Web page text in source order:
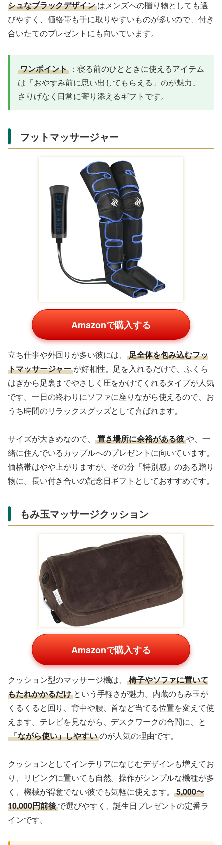
シュなブラックデザイン はメンズへの贈り物としても選
びやすく、価格帯も手に取りやすいものが多いので、付き
合いたてのプレゼントにも向いています。
ワンポイント ：寝る前のひとときに使えるアイテム
は「おやすみ前に思い出してもらえる」のが魅力。
さりげなく日常に寄り添えるギフトです。
フットマッサージャー
Amazonで購入する
立ち仕事や外回りが多い彼には、
足全体を包み込むフッ
トマッサージャー が好相性。足を入れるだけで、ふくら
はぎから足裏までやさしく圧をかけてくれるタイプが人気
です。一日の終わりにソファに座りながら使えるので、お
うち時間のリラックスグッズとして喜ばれます。
サイズが大きめなので、 置き場所に余裕がある彼や、一
緒に住んでいるカップルへのプレゼントに向いています。
価格帯はやや上がりますが、その分「特別感」のある贈り
物に。長い付き合いの記念日ギフトとしておすすめです。
もみ玉マッサージクッション
Amazonで購入する
クッション型のマッサージ機は、
椅子やソファに置いて
もたれかかるだけ という手軽さが魅力。内蔵のもみ玉が
くるくると回り、背中や腰、首など当てる位置を変えて使
えます。テレビを見ながら、デスクワークの合間に、と
「ながら使い」しやすいのが人気の理由です。
クッションとしてインテリアになじむデザインも増えてお
り、リビングに置いても自然。操作がシンプルな機種が多
く、機械が得意でない彼でも気軽に使えます。
5,000〜
10,000円前後 で選びやすく、誕生日プレゼントの定番ラ
インです。